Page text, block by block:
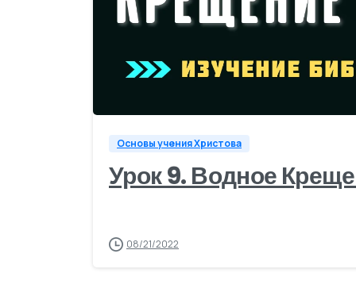
Основы учения Христова
Урок 9. Водное
08/21/2022